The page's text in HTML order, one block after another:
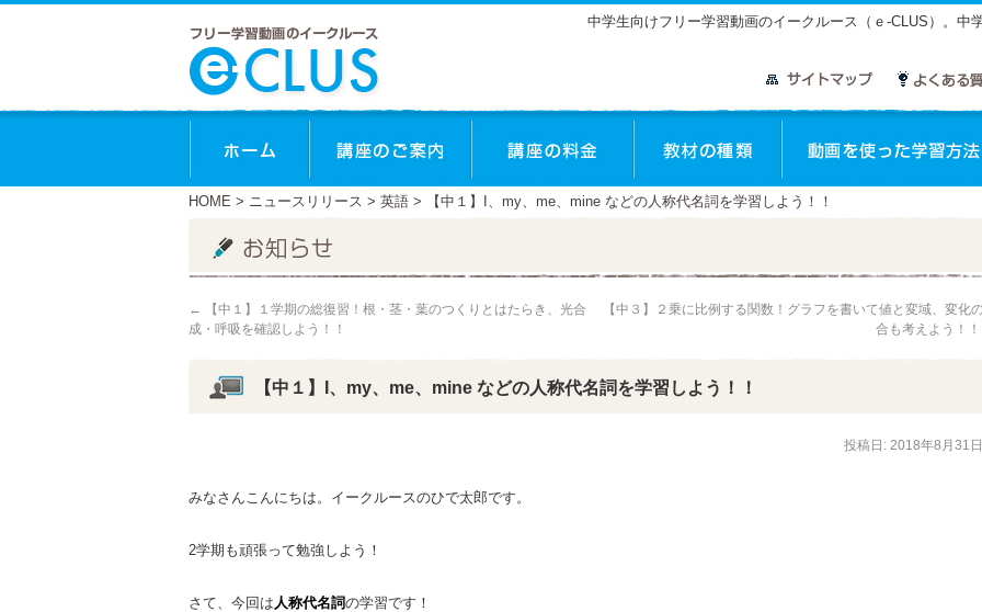
中学生向けフリー学習動画のイークルース（ｅ-CLUS）。中
ホーム 講座のご案内 講座の料金 教材の種類
HOME > ニュースリリース > 英語 > 【中１】I、my、me、mine などの人称代名詞を学習しよう！！
←
【中１】１学期の総復習！根・茎・葉のつくりとはたらき、光合
成・呼吸を確認しよう！！
【中３】２乗に比例する関数！グラフを書いて値と変域、変化
合も考えよう！！
【中１】I、my、me、mine などの人称代名詞を学習しよう！！
投稿日: 2018年8月31日
みなさんこんにちは。イークルースのひで太郎です。
2学期も頑張って勉強しよう！
さて、今回は人称代名詞の学習です！